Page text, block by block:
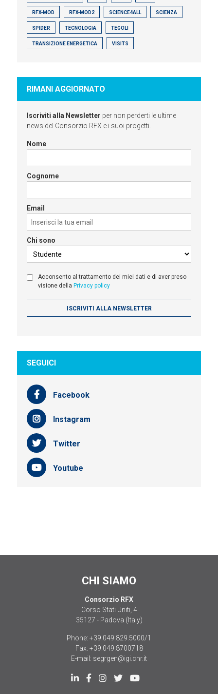
RFX-MOD RFX-MOD2 SCIENCE4ALL SCIENZA
SPIDER TECNOLOGIA TEGOLI
TRANSIZIONE ENERGETICA VISITS
RIMANI AGGIORNATO
Iscriviti alla Newsletter per non perderti le ultime
news del Consorzio RFX e i suoi progetti.
Nome
Cognome
Email
Chi sono
Acconsento al trattamento dei miei dati e di aver preso
visione della Privacy policy
SEGUICI
Facebook
Instagram
Twitter
Youtube
CHI SIAMO
Consorzio RFX
Corso Stati Uniti, 4
35127 - Padova (Italy)
Phone: +39.049.829.5000/1
Fax: +39.049.8700718
E-mail: segrgen@igi.cnr.it